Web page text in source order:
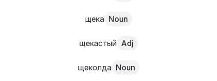
щека Noun
щекастый Adj
щеколда Noun